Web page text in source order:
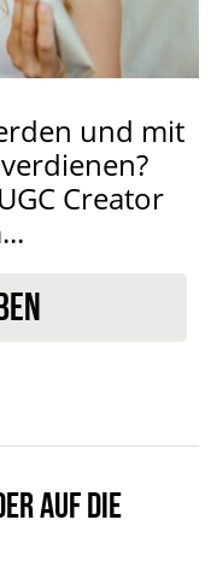
und mit
Creator
AUF DIE